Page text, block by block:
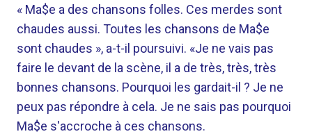
« Ma$e a des chansons folles. Ces merdes sont
chaudes aussi. Toutes les chansons de Ma$e
sont chaudes », a-t-il poursuivi. «Je ne vais pas
faire le devant de la scène, il a de très, très, très
bonnes chansons. Pourquoi les gardait-il ? Je ne
peux pas répondre à cela. Je ne sais pas pourquoi
Ma$e s'accroche à ces chansons.